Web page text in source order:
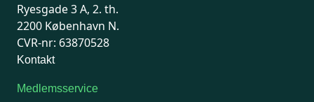
Ryesgade 3 A, 2. th.
2200 København N.
CVR-nr: 63870528
Kontakt
Medlemsservice